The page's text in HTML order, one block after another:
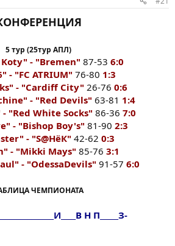
5 тур (25тур АПЛ)
- "Bremen" 87-53 6:0
- "FC ATRIUM" 76-80 1:3
- "Cardiff City" 26-76 0:6
- "Red Devils" 63-81 1:4
- "Red White Socks" 86-36 7:0
- "Bishop Boy's" 81-90 2:3
- "S@HёК" 42-62 0:3
- "Mikki Mays" 85-76 3:1
- "OdessaDevils" 91-57 6:0
ЧЕМПИОНАТА
Н П_____З-